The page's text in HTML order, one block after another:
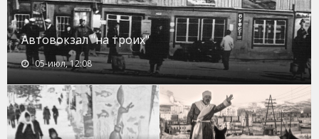
Автовокзал "на троих"
05-июл, 12:08